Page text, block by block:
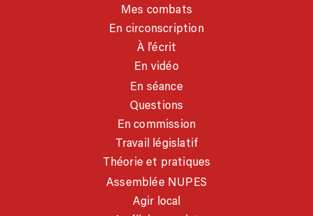
Mes combats
En circonscription
À l’écrit
En vidéo
En séance
Questions
En commission
Travail législatif
Théorie et pratiques
Assemblée NUPES
Agir local